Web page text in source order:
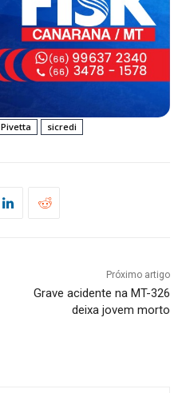
Pivetta sicredi
Próximo artigo
Grave acidente na MT-326
deixa jovem morto